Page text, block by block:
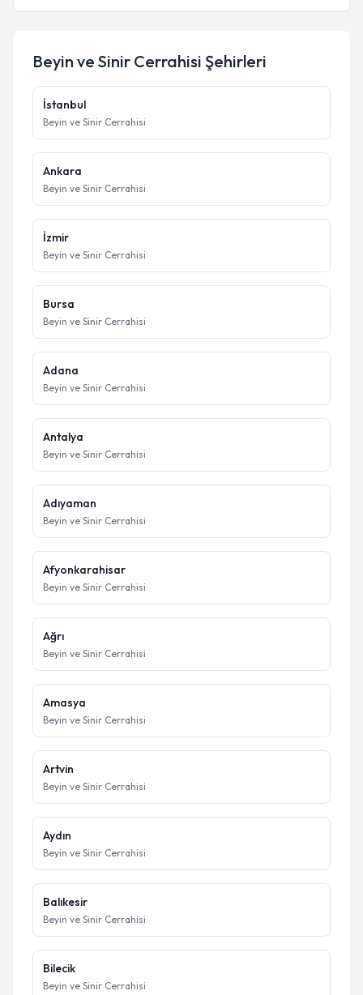
Beyin ve Sinir Cerrahisi Şehirleri
İstanbul
Beyin ve Sinir Cerrahisi
Ankara
Beyin ve Sinir Cerrahisi
İzmir
Beyin ve Sinir Cerrahisi
Bursa
Beyin ve Sinir Cerrahisi
Adana
Beyin ve Sinir Cerrahisi
Antalya
Beyin ve Sinir Cerrahisi
Adıyaman
Beyin ve Sinir Cerrahisi
Afyonkarahisar
Beyin ve Sinir Cerrahisi
Ağrı
Beyin ve Sinir Cerrahisi
Amasya
Beyin ve Sinir Cerrahisi
Artvin
Beyin ve Sinir Cerrahisi
Aydın
Beyin ve Sinir Cerrahisi
Balıkesir
Beyin ve Sinir Cerrahisi
Bilecik
Beyin ve Sinir Cerrahisi